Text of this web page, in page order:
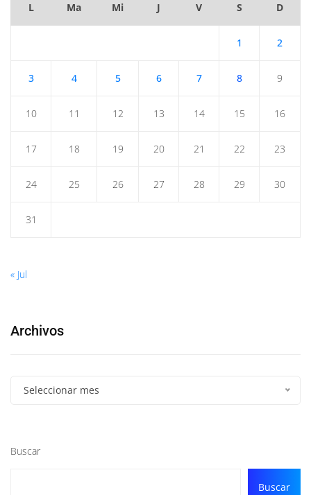
L Ma Mi J V S D
1 2
3 4 5 6 7 8 9
10 11 12 13 14 15 16
17 18 19 20 21 22 23
24 25 26 27 28 29 30
31
« Jul
Archivos
Seleccionar mes
Buscar
Buscar